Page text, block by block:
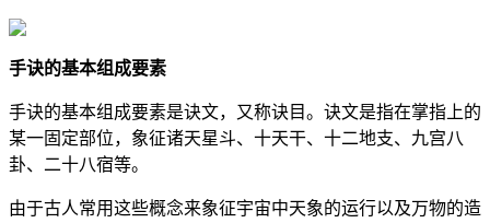
手诀的基本组成要素
手诀的基本组成要素是诀文，又称诀目。诀文是指在掌指上的
某一固定部位，象征诸天星斗、十天干、十二地支、九宫八
卦、二十八宿等。
由于古人常用这些概念来象征宇宙中天象的运行以及万物的造